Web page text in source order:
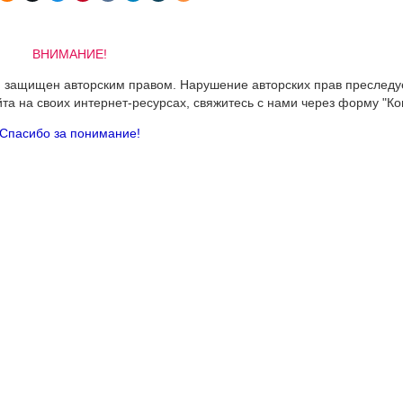
ВНИМАНИЕ!
защищен авторским правом. Нарушение авторских прав
на своих интернет-ресурсах, свяжитесь с нами через форму
Спасибо за понимание!